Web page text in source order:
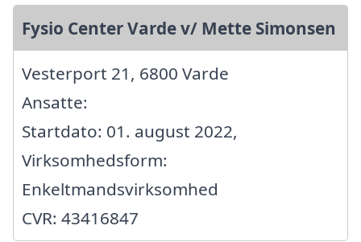
Fysio Center Varde v/ Mette Simonsen
Vesterport 21, 6800 Varde
Ansatte:
Startdato: 01. august 2022,
Virksomhedsform:
Enkeltmandsvirksomhed
CVR: 43416847